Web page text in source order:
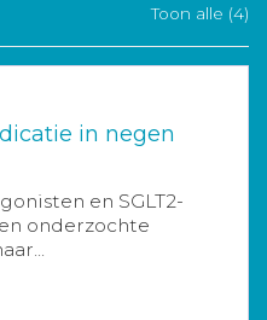
Toon alle (4)
in negen
en SGLT2-
onderzochte